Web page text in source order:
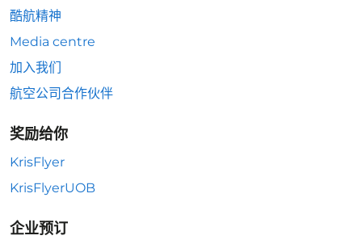
酷航精神
Media centre
加入我们
航空公司合作伙伴
奖励给你
KrisFlyer
KrisFlyerUOB
企业预订